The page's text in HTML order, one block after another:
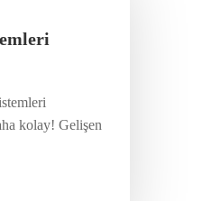
kolay! Gelişen